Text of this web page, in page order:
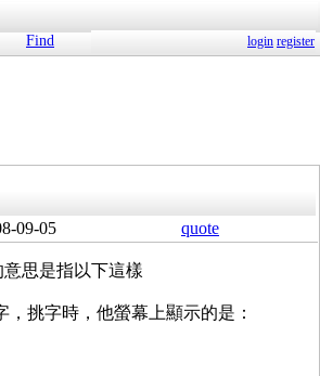
Find login register
09-05 quote
思是指以下這樣
挑字時，他螢幕上顯示的是：